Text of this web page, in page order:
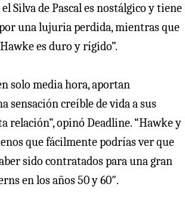
Silva de Pascal es nostálgico y tiene
una lujuria perdida, mientras que
es duro y rígido”.
solo media hora, aportan
sensación creíble de vida a sus
relación”, opinó Deadline. “Hawke y
que fácilmente podrías ver que
sido contratados para una gran
en los años 50 y 60″.